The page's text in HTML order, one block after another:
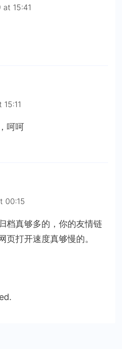
15:41
呵呵
00:15
档真够多的，你的友情链
页打开速度真够慢的。